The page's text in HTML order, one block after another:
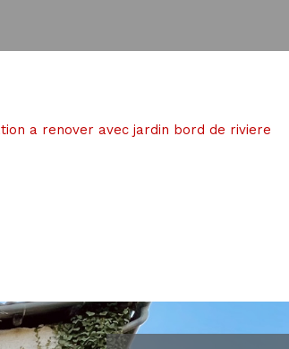
a renover avec jardin bord de riviere